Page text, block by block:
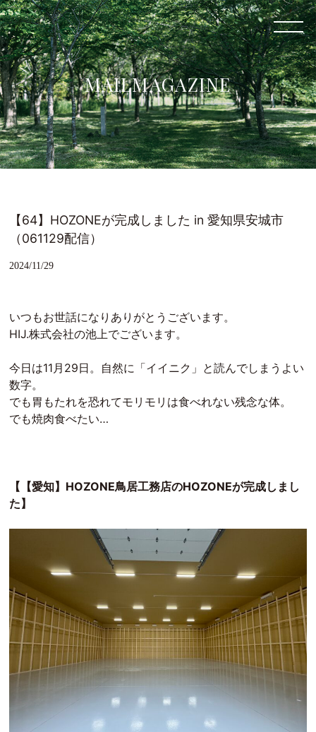
MAILMAGAZINE
【64】HOZONEが完成しました in 愛知県安城市
（061129配信）
2024/11/29
いつもお世話になりありがとうございます。
HIJ.株式会社の池上でございます。
今日は11月29日。自然に「イイニク」と読んでしまうよい
数字。
でも胃もたれを恐れてモリモリは食べれない残念な体。
でも焼肉食べたい…
【【愛知】HOZONE鳥居工務店のHOZONEが完成しまし
た】